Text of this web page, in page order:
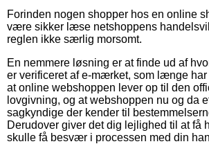
Forinden nogen shopper hos en online
være sikker læse netshoppens
reglen ikke særlig morsomt.
En nemmere løsning er at finde ud af
er verificeret af e-mærket, som længe
at online webshoppen lever op til den
lovgivning, og at webshoppen nu og da
sagkyndige der kender til
Derudover giver det dig lejlighed til at få
skulle få besvær i processen med din